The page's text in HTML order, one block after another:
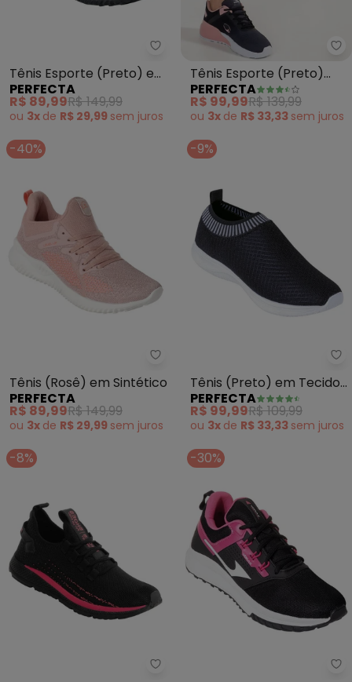
Perfecta - Tênis Esporte
Tênis Esporte (Preto) em
Sintético
PERFECTA
R$ 89,99R$ 149,99
ou 3x de R$ 29,99 sem juros
Tênis Esporte (Preto)
com Rosê em Tecido
PERFECTA
R$ 99,99R$ 139,99
ou 3x de R$ 33,33 sem juros
-40%
Perfecta - Tênis (Rosê) em
Tênis (Rosê) em Sintético
PERFECTA
R$ 89,99R$ 149,99
ou 3x de R$ 29,99 sem juros
-9%
Tênis (Preto) em Tecido
com Elástico
PERFECTA
R$ 99,99R$ 109,99
ou 3x de R$ 33,33 sem juros
-8%
Perfecta - Tênis Esporte
-30%